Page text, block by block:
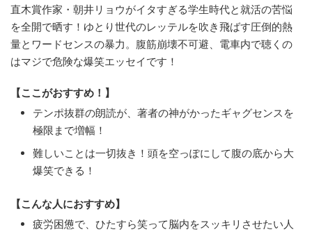
直木賞作家・朝井リョウがイタすぎる学生時代と就活の苦悩
を全開で晒す！ゆとり世代のレッテルを吹き飛ばす圧倒的熱
量とワードセンスの暴力。腹筋崩壊不可避、電車内で聴くの
はマジで危険な爆笑エッセイです！
【ここがおすすめ！】
テンポ抜群の朗読が、著者の神がかったギャグセンスを
極限まで増幅！
難しいことは一切抜き！頭を空っぽにして腹の底から大
爆笑できる！
【こんな人におすすめ】
疲労困憊で、ひたすら笑って脳内をスッキリさせたい人